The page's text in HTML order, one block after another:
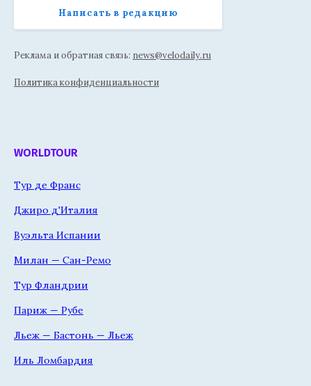
Написать в редакцию
Реклама и обратная связь: news@velodaily.ru
Политика конфиденциальности
WORLDTOUR
Тур де Франс
Джиро д'Италия
Вуэльта Испании
Милан — Сан-Ремо
Тур Фландрии
Париж — Рубе
Льеж — Бастонь — Льеж
Иль Ломбардия